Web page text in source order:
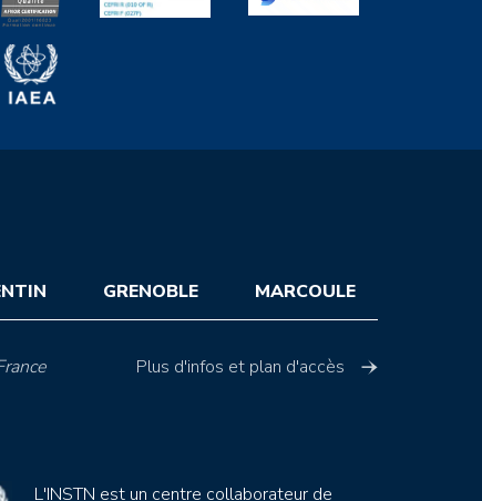
GRENOBLE MARCOULE
Plus d'infos et plan d'accès
L'INSTN est un centre collaborateur de